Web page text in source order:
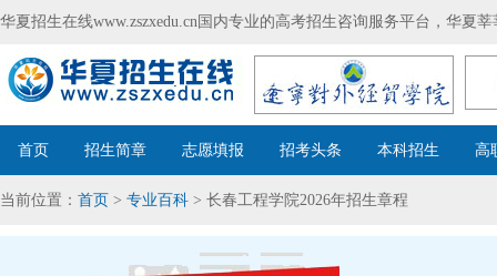
华夏招生在线www.zszxedu.cn国内专业的高考招生咨询服务平台，华夏
首页 招生简章 志愿填报 招考头条 本科招生 高
当前位置： 首页 > 专业百科 > 长春工程学院2026年招生章程